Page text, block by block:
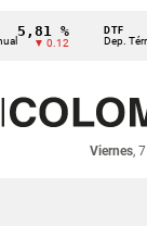
%
0.12
DTF
Dep. Término
Viernes,